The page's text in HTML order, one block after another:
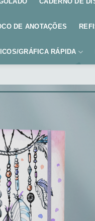
DE ANOTAÇÕES
GRÁFICA RÁPIDA